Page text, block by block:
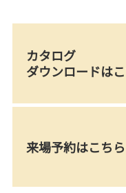
カタログ
ダウンロードは
来場予約はこちら